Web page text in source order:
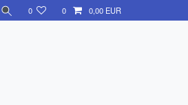
0 0 0,00 EUR